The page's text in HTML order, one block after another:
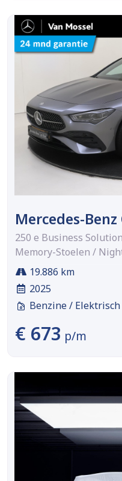
Mercedes-Benz
250 e Business
Memory-Stoelen /
19.886 km
2025
Benzine / Elektrisch
€ 673 p/m